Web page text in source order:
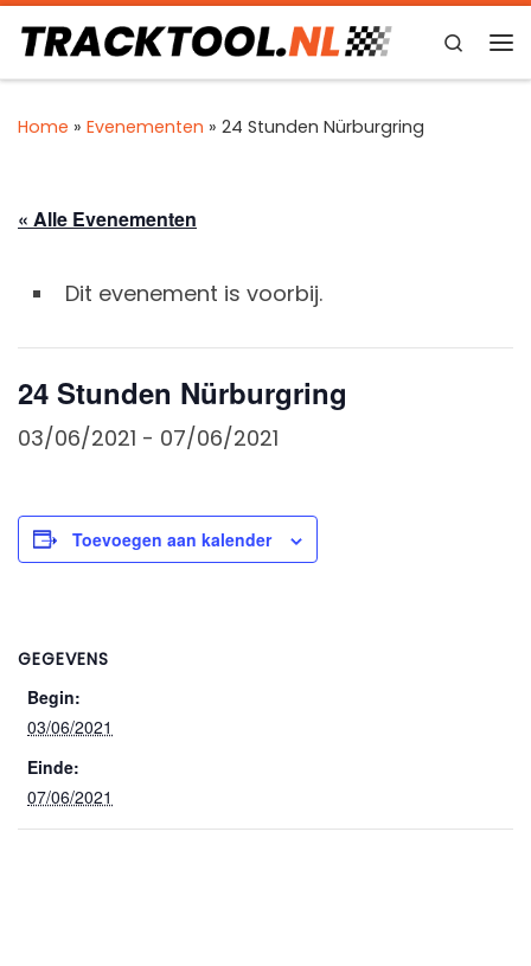
Ga naar inhoud
Search
Home » Evenementen » 24 Stunden Nürburgring
« Alle Evenementen
Dit evenement is voorbij.
24 Stunden Nürburgring
03/06/2021 - 07/06/2021
Toevoegen aan kalender
GEGEVENS
Begin:
03/06/2021
Einde:
07/06/2021